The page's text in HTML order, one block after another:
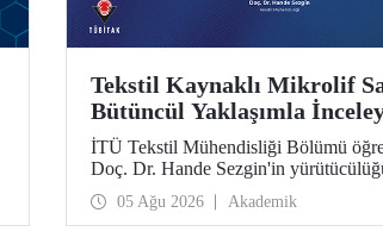
Tekstil Kaynaklı Mikrolif
Bütüncül Yaklaşımla
Analiz ve Azaltım
Geliştirecek Projeye
Desteği
İTÜ Tekstil Mühendisliği Bölümü
Doç. Dr. Hande Sezgin'in
üstlendiği “Sürdürülebilir Pamuk ve
Esaslı Tekstil Ürünlerinde Kullanım
Bağlı Mikrolif Salımı: Aşınma, UV
05 Ağu 2026 Akademik